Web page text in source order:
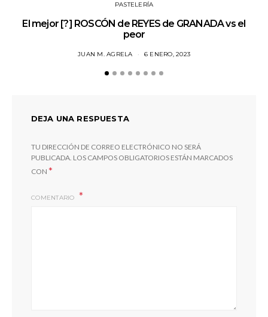
PASTELERÍA
El mejor [?] ROSCÓN de REYES de GRANADA vs el
peor
JUAN M. AGRELA 6 ENERO, 2023
DEJA UNA RESPUESTA
TU DIRECCIÓN DE CORREO ELECTRÓNICO NO SERÁ
PUBLICADA. LOS CAMPOS OBLIGATORIOS ESTÁN MARCADOS
CON *
COMENTARIO